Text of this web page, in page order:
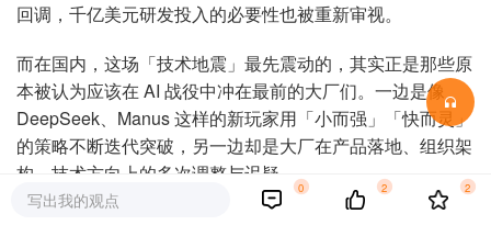
回调，千亿美元研发投入的必要性也被重新审视。
而在国内，这场「技术地震」最先震动的，其实正是那些原
本被认为应该在 AI 战役中冲在最前的大厂们。一边是像
DeepSeek、Manus 这样的新玩家用「小而强」「快而灵」
的策略不断迭代突破，另一边却是大厂在产品落地、组织架
构、技术方向上的多次调整与迟疑。
写出我的观点
0 2 2